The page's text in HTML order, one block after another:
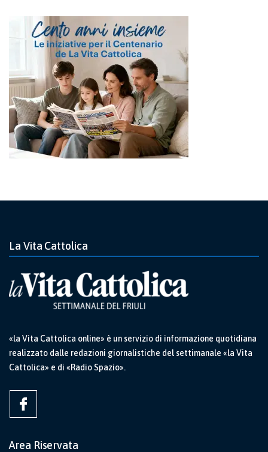
La Vita Cattolica
«la Vita Cattolica online» è un servizio di informazione quotidiana
realizzato dalle redazioni giornalistiche del settimanale «la Vita
Cattolica» e di «Radio Spazio».
Area Riservata